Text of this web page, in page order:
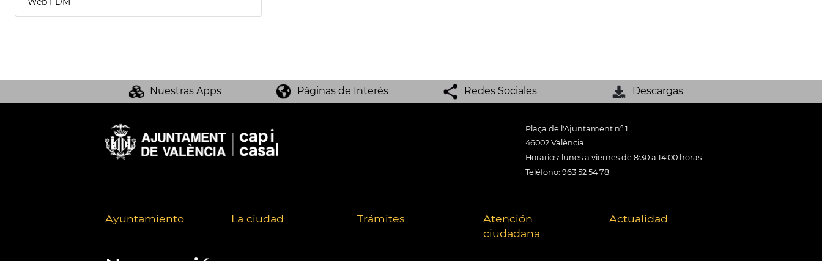
Nuestras Apps Páginas de Interés Redes Sociales Descargas
Plaça de l'Ajuntament nº 1
46002 València
Horarios: lunes a viernes de 8:30 a 14:00 horas
Teléfono: 963 52 54 78
Ayuntamiento La ciudad Trámites
Atención
ciudadana
Actualidad